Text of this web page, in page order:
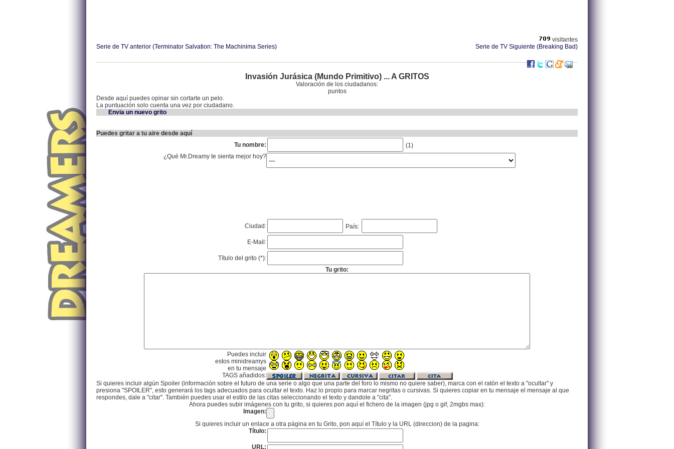
visitantes
Serie de TV anterior (Terminator Salvation: The Machinima Series)
Serie de TV Siguiente (Breaking Bad)
Invasión Jurásica (Mundo Primitivo) ... A GRITOS
Valoración de los ciudadanos:
puntos
Desde aquí puedes opinar sin cortarte un pelo.
La puntuación solo cuenta una vez por ciudadano.
Envia un nuevo grito
Puedes gritar a tu aire desde aquí
Tu nombre:
(1)
¿Qué Mr.Dreamy te sienta mejor hoy?
Ciudad: País:
E-Mail:
Título del grito (*):
Tu grito:
Puedes incluir
estos minidreamys
en tu mensaje
TAGS añadidos:
Si quieres incluir algún Spoiler (información sobre el futuro de una serie o algo que una parte del foro lo mismo no quiere saber), marca con el ratón el texto a "ocultar" y
presiona "SPOILER", esto generará los tags adecuados para ocultar el texto. Haz lo propio para marcar negritas o cursivas. Si quieres copiar en tu mensaje el mensaje al que
respondes, dale a "citar". También puedes usar el estilo de las citas seleccionando el texto y dandole a "cita".
Ahora puedes subir imágenes con tu grito, si quieres pon aquí el fichero de la imagen (jpg o gif, 2mgbs max):
Imagen:
Si quieres incluir un enlace a otra página en tu Grito, pon aquí el Título y la URL (direccion) de la pagina:
Título:
URL: